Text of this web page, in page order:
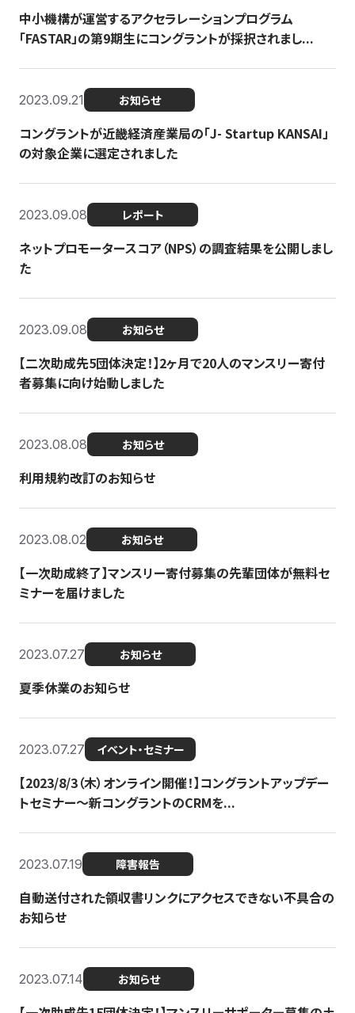
中小機構が運営するアクセラレーションプログラム
「FASTAR」の第9期生にコングラントが採択されまし...
2023.09.21 お知らせ
コングラントが近畿経済産業局の「J- Startup KANSAI」
の対象企業に選定されました
2023.09.08 レポート
ネットプロモータースコア（NPS）の調査結果を公開しまし
た
2023.09.08 お知らせ
【二次助成先5団体決定！】2ヶ月で20人のマンスリー寄付
者募集に向け始動しました
2023.08.08 お知らせ
利用規約改訂のお知らせ
2023.08.02 お知らせ
【一次助成終了】マンスリー寄付募集の先輩団体が無料セ
ミナーを届けました
2023.07.27 お知らせ
夏季休業のお知らせ
2023.07.27 イベント・セミナー
【2023/8/3（木）オンライン開催！】コングラントアップデー
トセミナー〜新コングラントのCRMを...
2023.07.19 障害報告
自動送付された領収書リンクにアクセスできない不具合の
お知らせ
2023.07.14 お知らせ